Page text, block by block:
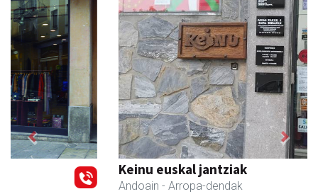
Keinu euskal jantziak
- Arropa-dendak
Previous Next